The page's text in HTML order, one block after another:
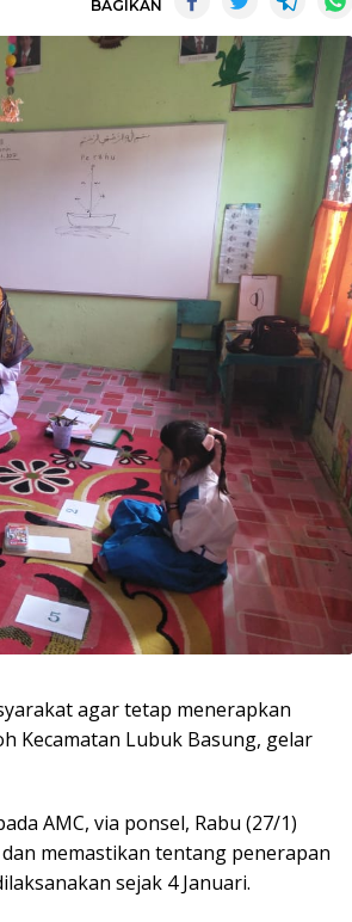
BAGIKAN
agar tetap menerapkan
Kecamatan Lubuk Basung, gelar
AMC, via ponsel, Rabu (27/1)
memastikan tentang penerapan
sejak 4 Januari.